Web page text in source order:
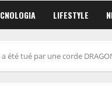
LIFESTYLE
a été tué par une corde